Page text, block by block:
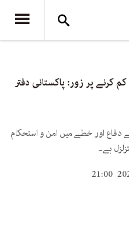
کرنے پر زور: پاکستانی دفتر
دفاع اور خطے میں امن و استحکام
ہے۔